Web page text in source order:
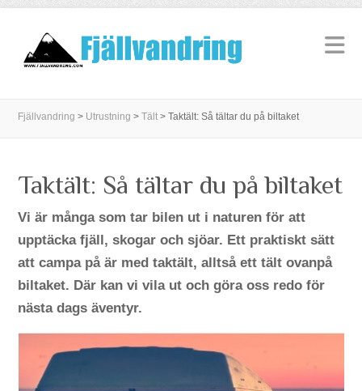
Fjällvandring > Utrustning >Tält >Taktält: Så tältar du på biltaket
Taktält: Så tältar du på biltaket
Vi är många som tar bilen ut i naturen för att
upptäcka fjäll, skogar och sjöar. Ett praktiskt sätt
att campa på är med taktält, alltså ett tält ovanpå
biltaket. Där kan vi vila ut och göra oss redo för
nästa dags äventyr.